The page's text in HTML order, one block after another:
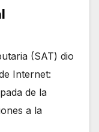
(SAT) dio
Internet:
de la
a la